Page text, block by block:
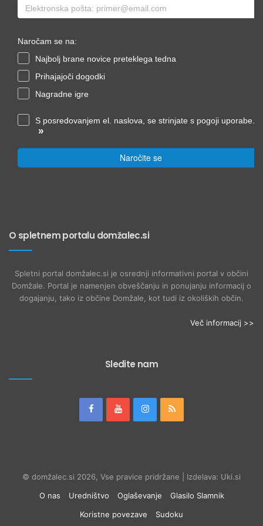
Naročam se na:
Najbolj brane novice preteklega tedna
Prihajajoči dogodki
Nagradne igre
S posredovanjem el. naslova, se strinjate s pogoji uporabe.
»
Naročite se
O spletnem portalu domžalec.si
Spletni portal domžalec.si je osrednji informativni portal v občini
Domžale. Portal je namenjen obveščanju in ponujanju informacij o
dogajanju, tako iz občine Domžale, kot tudi iz okoliških občin.
Več informacij >>
Sledite nam
© domžalec.si 2026, Vse pravice pridržane | Izdelava: Uki.si
O nas
Uredništvo Oglaševanje
Glasilo Slamnik
Koristne povezave
Sudoku